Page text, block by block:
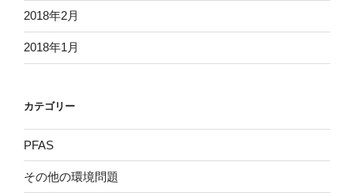
2018年2月
2018年1月
カテゴリー
PFAS
その他の環境問題